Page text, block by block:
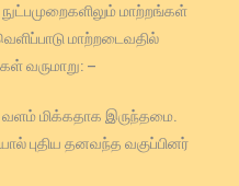
மாற்றங்கள்
மாற்றடைவதில்
வருமாறு: –
வளம் மிக்கதாக இருந்தமை.
புதிய தனவந்த வகுப்பினர்